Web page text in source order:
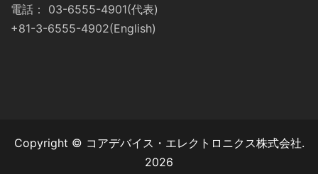
電話： 03-6555-4901(代表)
+81-3-6555-4902(English)
Copyright © コアデバイス・エレクトロニクス株式会社.
2026